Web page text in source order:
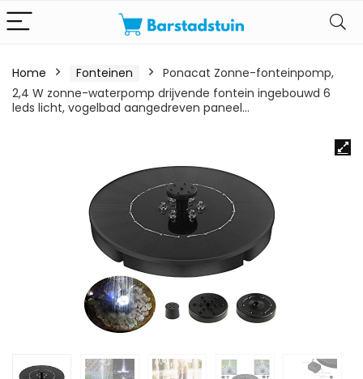
Home Fonteinen
Ponacat Zonne-fonteinpomp,
2,4 W zonne-waterpomp drijvende fontein ingebouwd 6
leds licht, vogelbad aangedreven paneel…